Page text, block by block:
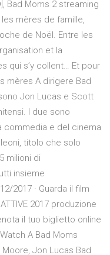
Bad Moms 2 streaming
mères de famille,
de Noël. Entre les
et la
qui s’y collent… Et pour
mères A dirigere Bad
Jon Lucas e Scott
I due sono
commedia e del cinema
titolo che solo
milioni di
insieme
2017 · Guarda il film
2017 produzione
il tuo biglietto online
A Bad Moms
Jon Lucas Bad